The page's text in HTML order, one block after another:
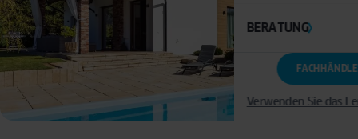
BERATUNG
Verwenden Sie das